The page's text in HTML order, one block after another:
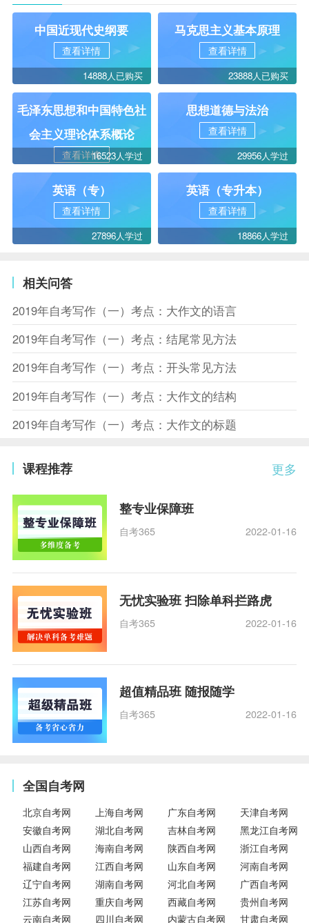
中国近现代史纲要
查看详情
14888人已购买
马克思主义基本原理
查看详情
23888人已购买
毛泽东思想和中国特色社
会主义理论体系概论
查看详情16523人学过
思想道德与法治
查看详情
29956人学过
英语（专）
查看详情
27896人学过
英语（专升本）
查看详情
18866人学过
相关问答
2019年自考写作（一）考点：大作文的语言
2019年自考写作（一）考点：结尾常见方法
2019年自考写作（一）考点：开头常见方法
2019年自考写作（一）考点：大作文的结构
2019年自考写作（一）考点：大作文的标题
更多
课程推荐
整专业保障班
自考365 2022-01-16
无忧实验班 扫除单科拦路虎
自考365 2022-01-16
超值精品班 随报随学
自考365 2022-01-16
全国自考网
北京自考网 上海自考网 广东自考网
天津自考网
安徽自考网
湖北自考网 吉林自考网
黑龙江自考网
山西自考网
海南自考网 陕西自考网
浙江自考网
福建自考网
江西自考网 山东自考网
河南自考网
辽宁自考网
湖南自考网 河北自考网
广西自考网
江苏自考网
重庆自考网 西藏自考网
贵州自考网
云南自考网
四川自考网 内蒙古自考网 甘肃自考网